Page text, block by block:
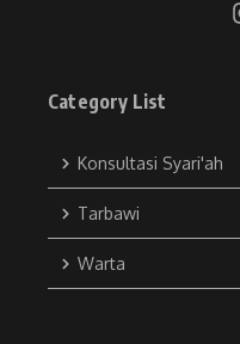
Category List
Konsultasi Syari'ah
Tarbawi
Warta